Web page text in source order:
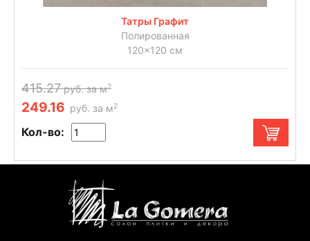
Татры Графит
Полированная
120x120 см
415.27руб. за м2
249.16 руб. за м2
Кол-во: